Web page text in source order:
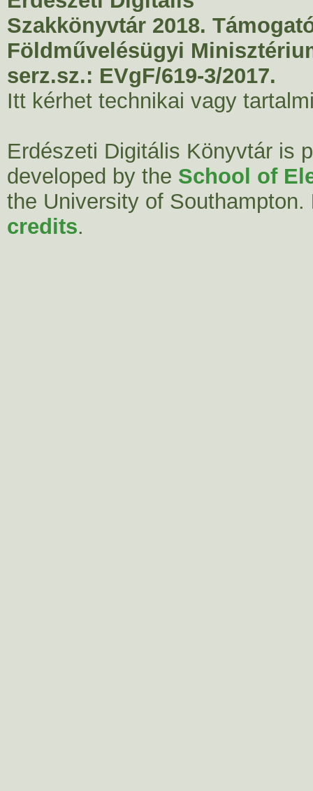
Szakkönyvtár 2018.
Földművelésügyi
serz.sz.: EVgF/619-3/2017.
Itt kérhet technikai vagy
Erdészeti Digitális Könyvtár is
developed by the School of
the University of Southampton.
credits.